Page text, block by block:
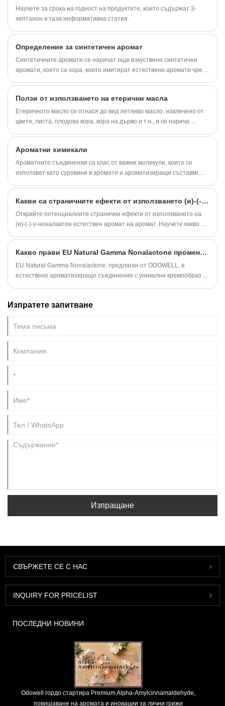
Научете за срока на годност на продуктите, които съдържат 3-
хептанон в тази информативна статия.
Определение за синтетичен аромат
Синтетичните аромати се наричат ​​още изкуствени синтетични
аромати, които са хора, които имитират естествени аромати чрез
Ползи от използването на етерични масла
Етеричното масло се отнася до вид летливо масло, извлечено от
цветя, листа, плодова кора, кора на дърво и т.н., и се нарича
ароматерапия, или единични без парфюм, или смесени и
парфюмирани.
Ароматни химикали
Ароматните съединения са клас от важни молекули, които се
използват като суровини в аромати и ароматизиращи съставки.
Какви са страничните ефекти от използването (и)-(-)-γ-ноналактон естествен
Открийте потенциалните странични ефекти от използването на
(и)-(-)-γ-ноналактон естествен аромат на аромат. Научете какво да
Какво прави EU Natural Gamma Nonalactone променяща играта в индустриите за вкусове и аромати
EU Natural Gamma Nonalactone, предлаган от ODOWELL, е
естествено ароматизиращо съединение с уникални кремообразни
статия изследва неговия произход, свойства, приложения, ползи и
подробна сравнителна таблица, практически съвети за употреба и
Изпратете запитване
Изпращане
СВЪРЖЕТЕ СЕ С НАС
INQUIRY FOR PRICELIST
ПОСЛЕДНИ НОВИНИ
Odowell гордо стартира Premium Alpha-Amylcinnamaldehyde,
повишаване на аромата и иновации за лични грижи